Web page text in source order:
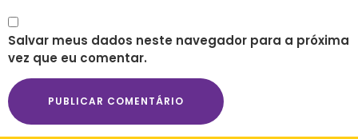
Salvar meus dados neste navegador para a próxima
vez que eu comentar.